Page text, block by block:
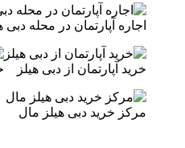
اجاره آپارتمان در محله دبی
خرید آپارتمان از دبی هیلز
مرکز خرید دبی هیلز مال